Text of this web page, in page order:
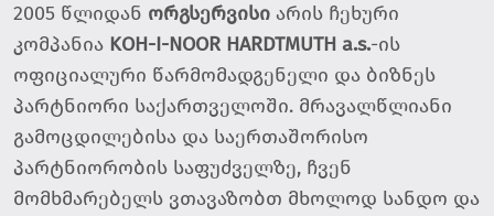
2005 წლიდან ორგსერვისი არის ჩეხური
კომპანია KOH-I-NOOR HARDTMUTH a.s.-ის
ოფიციალური წარმომადგენელი და ბიზნეს
პარტნიორი საქართველოში. მრავალწლიანი
გამოცდილებისა და საერთაშორისო
პარტნიორობის საფუძველზე, ჩვენ
მომხმარებელს ვთავაზობთ მხოლოდ სანდო და